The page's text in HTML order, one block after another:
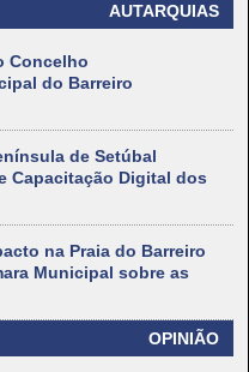
AUTARQUIAS
Concelho
do Barreiro
de Setúbal
Capacitação Digital dos
na Praia do Barreiro
Municipal sobre as
OPINIÃO